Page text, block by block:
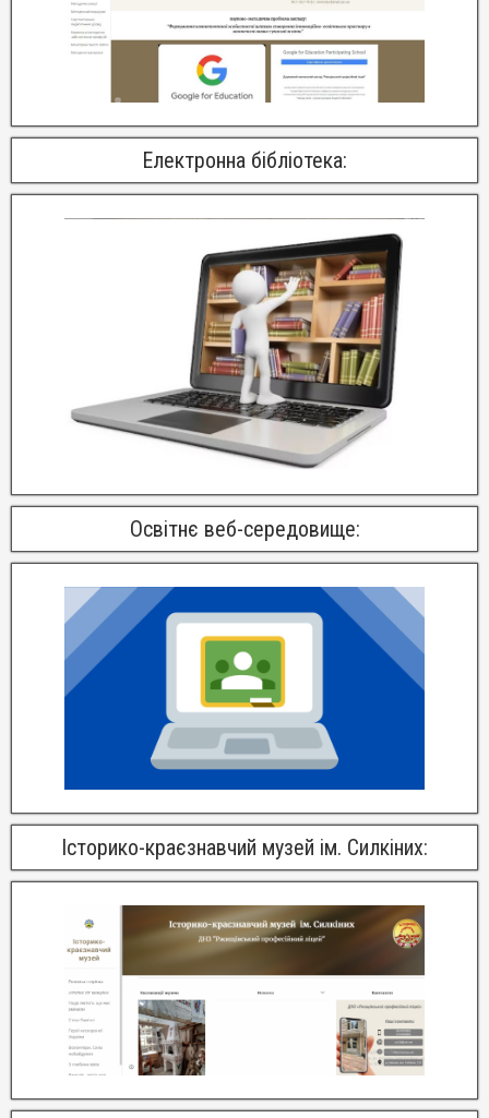
Електронна бібліотека:
Освітнє веб-середовище:
Історико-краєзнавчий музей ім. Силкіних: